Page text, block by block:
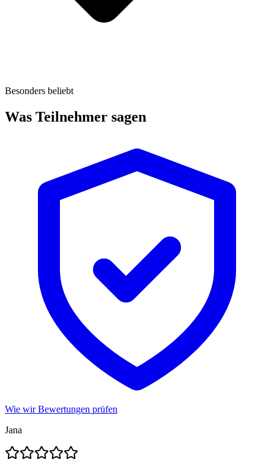
Besonders beliebt
Was Teilnehmer sagen
Wie wir Bewertungen prüfen
Jana